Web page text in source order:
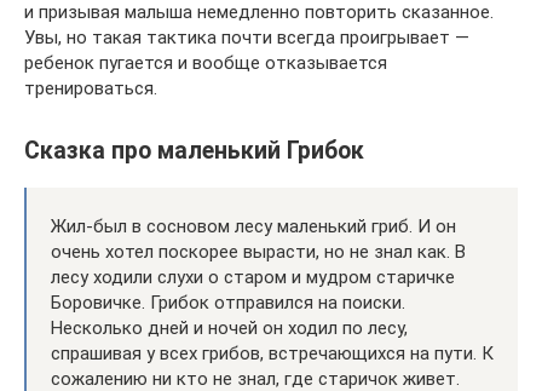
и призывая малыша немедленно повторить сказанное.
Увы, но такая тактика почти всегда проигрывает —
ребенок пугается и вообще отказывается
тренироваться.
Сказка про маленький Грибок
Жил-был в сосновом лесу маленький гриб. И он
очень хотел поскорее вырасти, но не знал как. В
лесу ходили слухи о старом и мудром старичке
Боровичке. Грибок отправился на поиски.
Несколько дней и ночей он ходил по лесу,
спрашивая у всех грибов, встречающихся на пути. К
сожалению ни кто не знал, где старичок живет.